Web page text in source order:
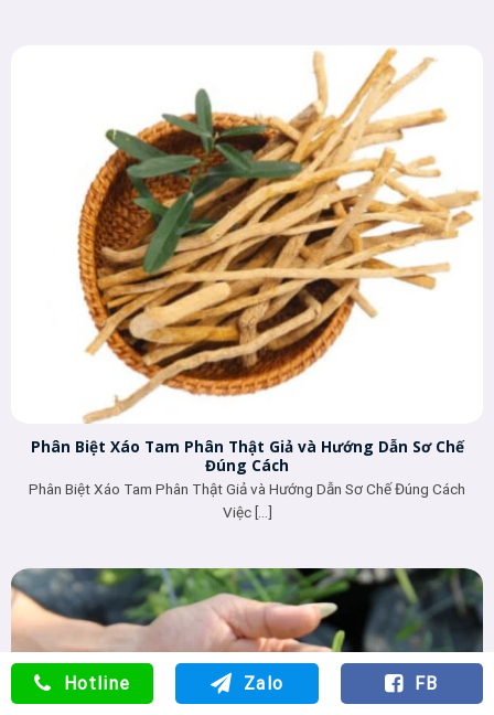
Phân Biệt Xáo Tam Phân Thật Giả và Hướng Dẫn Sơ Chế
Đúng Cách
Phân Biệt Xáo Tam Phân Thật Giả và Hướng Dẫn Sơ Chế Đúng Cách
Việc [...]
Hotline Zalo FB